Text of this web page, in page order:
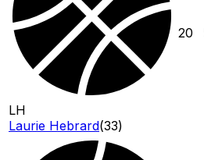
LH
Laurie Hebrard(33)
20